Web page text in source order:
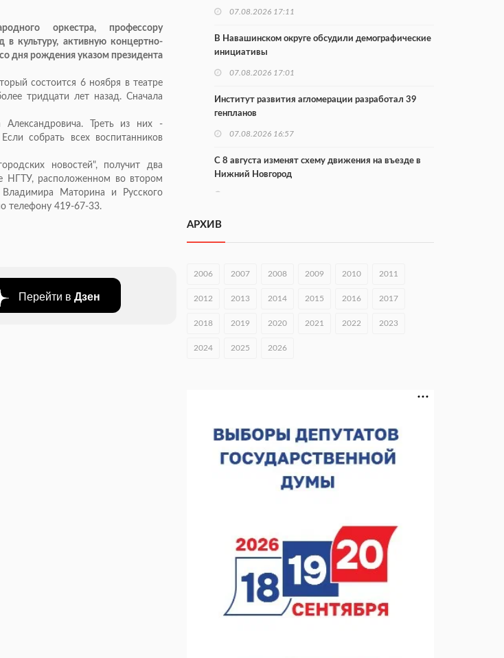
оркестра, профессору
в культуру, активную концертно-
дня рождения указом президента
состоится 6 ноября в театре
тридцати лет назад. Сначала
Александровича. Треть из них -
собрать всех воспитанников
новостей", получит два
НГТУ, расположенном во втором
Владимира Маторина и Русского
телефону 419-67-33.
Перейти в Дзен
07.08.2026 17:11
В Навашинском округе обсудили демографические
инициативы
07.08.2026 17:01
Институт развития агломерации разработал 39
генпланов
07.08.2026 16:57
С 8 августа изменят схему движения на въезде в
Нижний Новгород
В Нижегородской области прошло заседание АТК и
07.08.2026 14:01
лесного пожарного
07.08.2026 13:15
В Нижегородской области посещаемость
спортобъектов выросла на 28%
07.08.2026 12:15
07.08.2026 12:04
В Нижегородской области созданы четыре ММЦ
07.08.2026 11:46
АРХИВ
2006 2007 2008 2009 2010 2011
2012 2013 2014 2015 2016 2017
2018 2019 2020 2021 2022 2023
2024 2025 2026